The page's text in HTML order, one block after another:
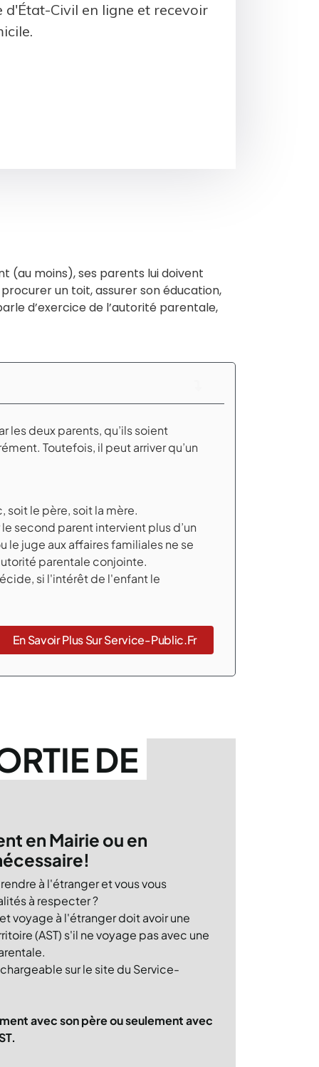
Civil en ligne et recevoir
(au moins), ses parents lui doivent
un toit, assurer son éducation,
d’exercice de l’autorité parentale,
les deux parents, qu’ils soient
Toutefois, il peut arriver qu’un
soit le père, soit la mère.
second parent intervient plus d’un
le juge aux affaires familiales ne se
parentale conjointe.
si l'intérêt de l'enfant le
En Savoir Plus Sur Service-Public.fr
DE
en Mairie ou en
à l'étranger et vous vous
à respecter ?
voyage à l'étranger doit avoir une
(AST) s'il ne voyage pas avec une
sur le site du Service-
avec son père ou seulement avec